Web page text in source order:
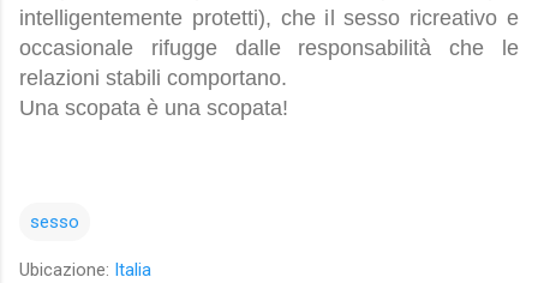
intelligentemente protetti), che il sesso ricreativo e
occasionale rifugge dalle responsabilità che le
relazioni stabili comportano.
Una scopata è una scopata!
sesso
Ubicazione: Italia